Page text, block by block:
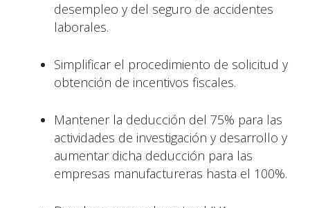
desempleo y del seguro de accidentes
laborales.
Simplificar el procedimiento de solicitud y
obtención de incentivos fiscales.
Mantener la deducción del 75% para las
actividades de investigación y desarrollo y
aumentar dicha deducción para las
empresas manufactureras hasta el 100%.